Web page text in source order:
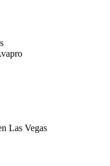
Las Vegas